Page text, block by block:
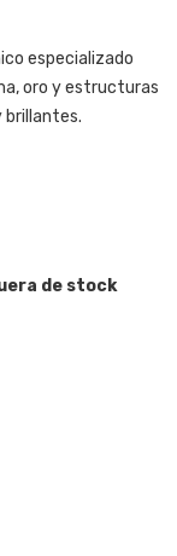
especializado
oro y estructuras
brillantes.
de stock